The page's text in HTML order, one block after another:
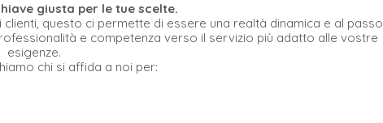
giusta per le tue scelte.
questo ci permette di essere una realtà dinamica e al passo
e competenza verso il servizio più adatto alle vostre
esigenze.
chi si affida a noi per: